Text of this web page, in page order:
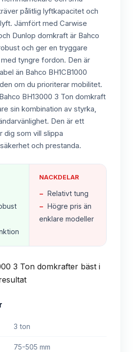
pålitlig lyftkapacitet och
Jämfört med Carwise
Dunlop domkraft är Bahco
och ger en tryggare
tyngre fordon. Den är
än Bahco BH1CB1000
om du prioriterar mobilitet.
BH13000 3 Ton domkraft
sin kombination av styrka,
Den är ett
dig som vill slippa
och prestanda.
NACKDELAR
− Relativt tung
− Högre pris än
enklare modeller
3 ton
75-505 mm